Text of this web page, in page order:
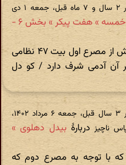
در ‫۲ سال و ۷ ماه قبل، جمعه ۱ دی
نظامی » خمسه » هفت پیکر » بخش ۶ -
سعدی در بیت معروف خودش از مصرع اول بیت ۴۷ نظامی
آن آدمی شرف دارد / کو دل
در ‫۳ سال قبل، جمعه ۶ مرداد ۱۴۰۲،
دربارهٔ بیدل دهلوی »
با توجه به مصرع دوم که